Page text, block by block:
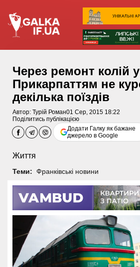
Через ремонт колій
Прикарпаттям не
декілька поїздів
Автор: Турій Роман01 Сер, 2015 18:22
Поділитись публікацією
Додати Галку як бажане
джерело в Google
Життя
Теми: Франківські новини